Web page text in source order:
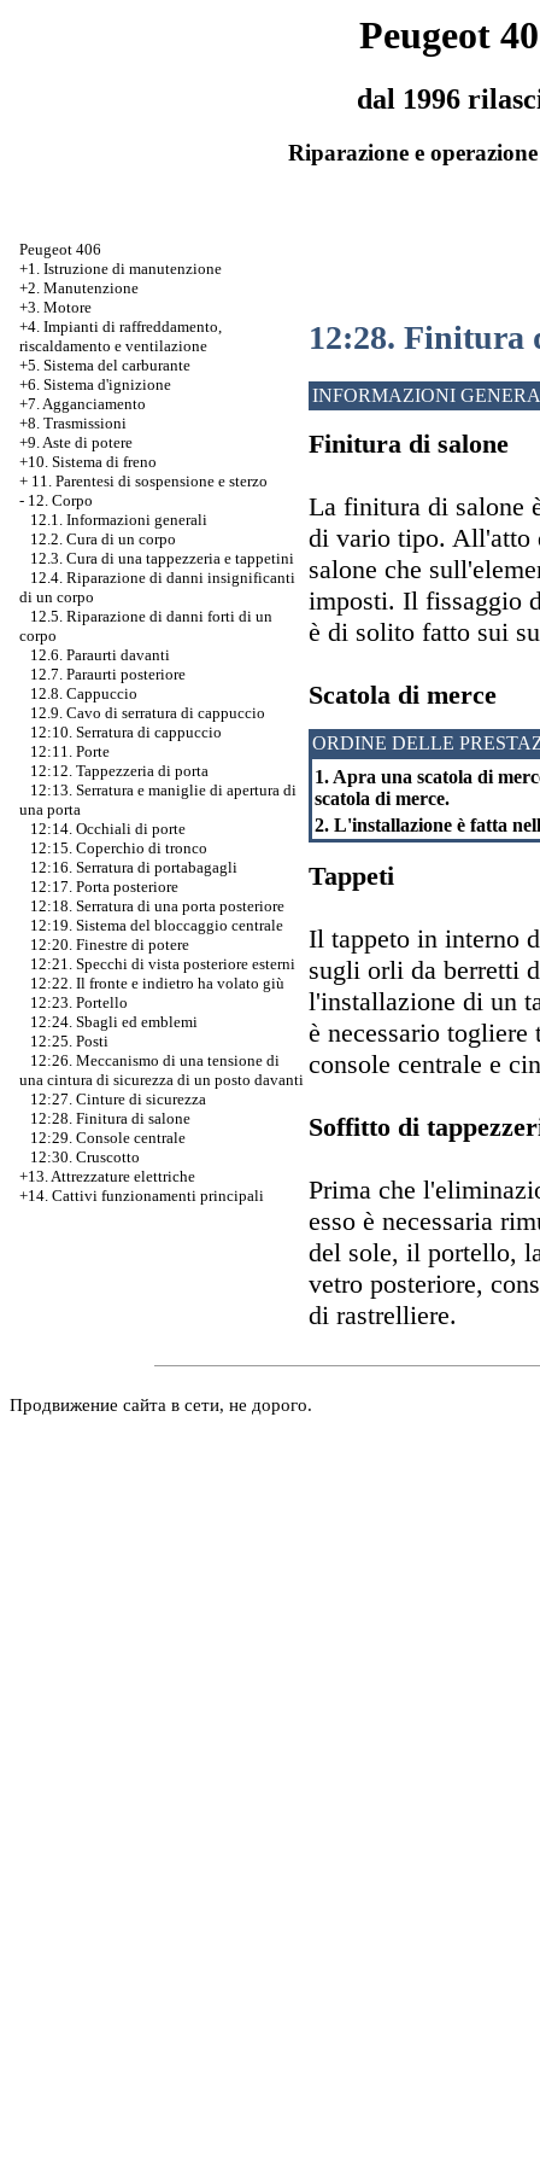
Peugeot
dal 1996
Riparazione e
Peugeot 406
+1. Istruzione di manutenzione
+2. Manutenzione
+3. Motore
+4. Impianti di raffreddamento,
riscaldamento e ventilazione
+5. Sistema del carburante
+6. Sistema d'ignizione
+7. Agganciamento
+8. Trasmissioni
+9. Aste di potere
+10. Sistema di freno
+ 11. Parentesi di sospensione e sterzo
- 12. Corpo
12.1. Informazioni generali
12.2. Cura di un corpo
12.3. Cura di una tappezzeria e tappetini
12.4. Riparazione di danni insignificanti
di un corpo
12.5. Riparazione di danni forti di un
corpo
12.6. Paraurti davanti
12.7. Paraurti posteriore
12.8. Cappuccio
12.9. Cavo di serratura di cappuccio
12:10. Serratura di cappuccio
12:11. Porte
12:12. Tappezzeria di porta
12:13. Serratura e maniglie di apertura di
una porta
12:14. Occhiali di porte
12:15. Coperchio di tronco
12:16. Serratura di portabagagli
12:17. Porta posteriore
12:18. Serratura di una porta posteriore
12:19. Sistema del bloccaggio centrale
12:20. Finestre di potere
12:21. Specchi di vista posteriore esterni
12:22. Il fronte e indietro ha volato giù
12:23. Portello
12:24. Sbagli ed emblemi
12:25. Posti
12:26. Meccanismo di una tensione di
una cintura di sicurezza di un posto davanti
12:27. Cinture di sicurezza
12:28. Finitura di salone
12:29. Console centrale
12:30. Cruscotto
+13. Attrezzature elettriche
+14. Cattivi funzionamenti principali
12:28. Finitura
INFORMAZIONI
Finitura di salone
La finitura di salone
di vario tipo. All'atto
salone che
imposti. Il fissaggio
è di solito fatto sui
Scatola di merce
ORDINE DELLE
1. Apra una scatola di
scatola di merce.
2. L'installazione è fatta
Tappeti
Il tappeto in interno
sugli orli da berretti
l'installazione di un
è necessario
console centrale e
Soffitto di
Prima che
esso è necessaria
del sole, il portello,
vetro posteriore,
di rastrelliere.
Продвижение сайта в сети, не дорого.